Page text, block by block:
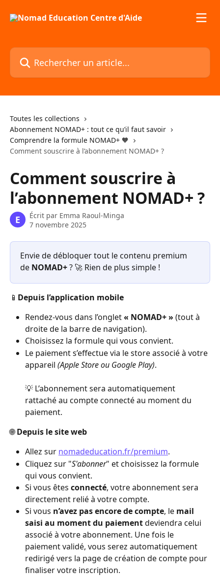
Rechercher un article...
Toutes les collections
Abonnement NOMAD+ : tout ce qu’il faut savoir
Comprendre la formule NOMAD+ 🧡
Comment souscrire à l’abonnement NOMAD+ ?
Comment souscrire à
l’abonnement NOMAD+ ?
E Écrit par Emma Raoul-Minga
7 novembre 2025
Envie de débloquer tout le contenu premium
de NOMAD+ ? 🚀 Rien de plus simple !
📱 Depuis l’application mobile
Rendez-vous dans l’onglet « NOMAD+ » (tout à
droite de la barre de navigation).
Choisissez la formule qui vous convient.
Le paiement s’effectue via le store associé à votre
appareil (Apple Store ou Google Play).
💡 L’abonnement sera automatiquement
rattaché au compte connecté au moment du
paiement.
🌐 Depuis le site web
Allez sur nomadeducation.fr/premium.
Cliquez sur "S'abonner" et choisissez la formule
qui vous convient.
Si vous êtes connecté, votre abonnement sera
directement relié à votre compte.
Si vous n’avez pas encore de compte, le mail
saisi au moment du paiement deviendra celui
associé à votre abonnement. Une fois le
paiement validé, vous serez automatiquement
redirigé vers la page de création de compte pour
finaliser votre inscription.